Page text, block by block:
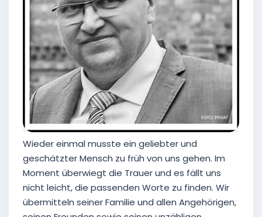
Wieder einmal musste ein geliebter und
geschätzter Mensch zu früh von uns gehen. Im
Moment überwiegt die Trauer und es fällt uns
nicht leicht, die passenden Worte zu finden. Wir
übermitteln seiner Familie und allen Angehörigen,